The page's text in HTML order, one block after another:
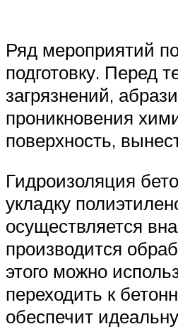
Ряд мероприятий
подготовку. Перед
загрязнений,
проникновения
поверхность,
Гидроизоляция
укладку
осуществляется
производится
этого можно
переходить к
обеспечит